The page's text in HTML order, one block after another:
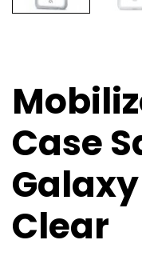
Case
Galaxy
Clear